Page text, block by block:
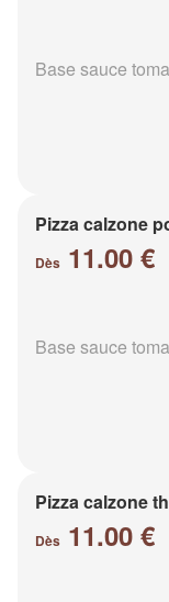
Base sauce
Pizza calzone
Dès 11.00 €
Base sauce
Pizza calzone
Dès 11.00 €